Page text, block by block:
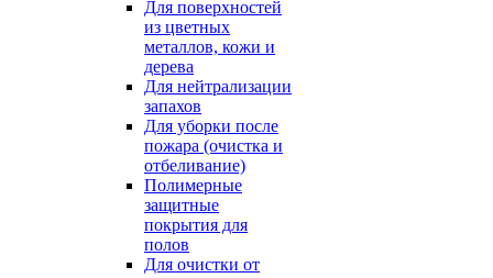
Для поверхностей
из цветных
металлов, кожи и
дерева
Для нейтрализации
запахов
Для уборки после
пожара (очистка и
отбеливание)
Полимерные
защитные
покрытия для
полов
Для очистки от